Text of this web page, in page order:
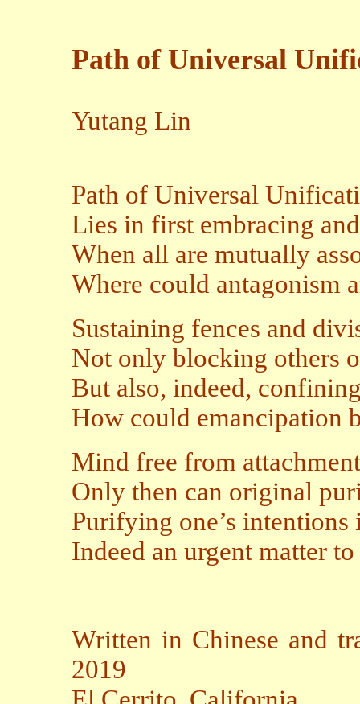
Path of Universal
Yutang Lin
Path of Universal
Lies in first embracing
When all are mutually
Where could antagonism
Sustaining fences and
Not only blocking others
But also, indeed,
How could emancipation
Mind free from
Only then can original
Purifying one’s intentions
Indeed an urgent matter
Written in Chinese and
2019